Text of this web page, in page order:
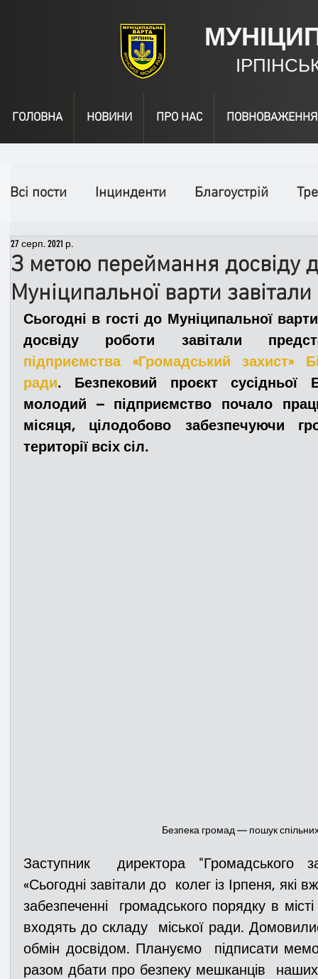
ГОЛОВНА НОВИНИ ПРО НАС ПОВНОВАЖЕННЯ
Всі пости Інцинденти Благоустрій
День народження
Спільні заходи Надзвичайні заходи
Медицина Новини ДТП
Адмінпротокол Свята Поліція
З метою переймання досвіду
Муніципальної варти завітали
27 серп. 2021 р.
Сьогодні в гості до Муніципальної
досвіду роботи завітали
підприємства «Громадський захист»
ради. Безпековий проєкт сусідньої
молодий – підприємство почало
місяця, цілодобово забезпечуючи
території всіх сіл.
Безпека громад — пошук
Заступник  директора "Громадського
«Сьогодні завітали до  колег із Ірпеня,
забезпеченні  громадського порядку в
входять до складу  міської ради.
обмін досвідом. Плануємо  підписати
разом дбати про безпеку мешканців